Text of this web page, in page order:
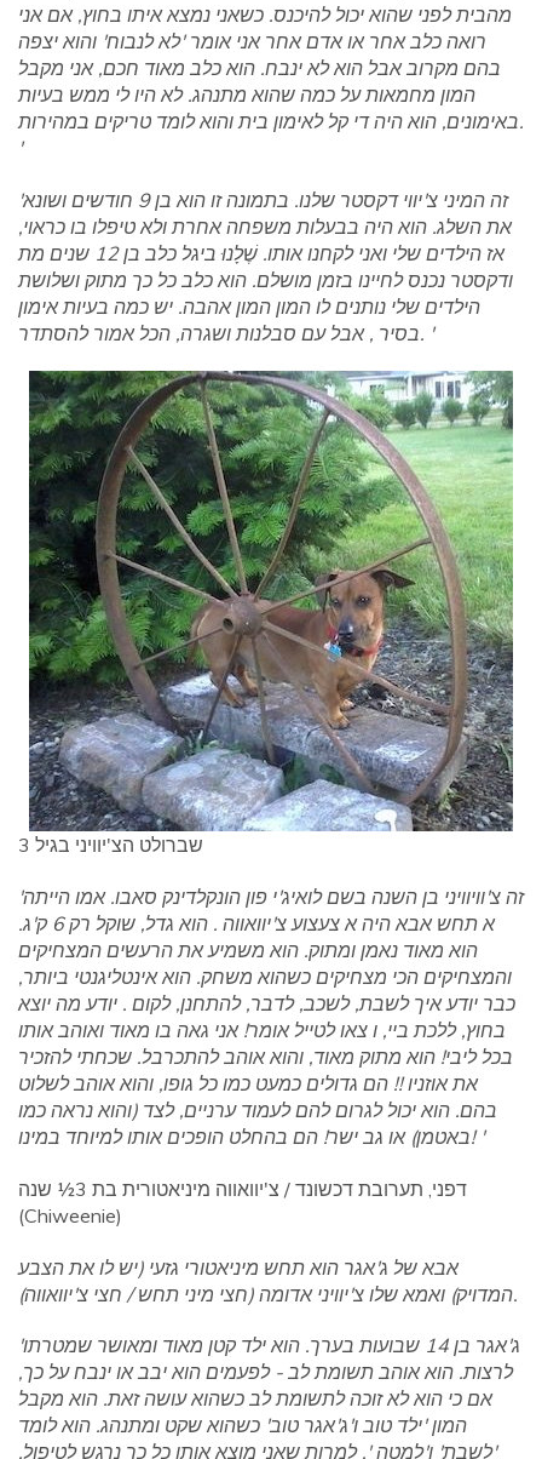
מהבית לפני שהוא יכול להיכנס. כשאני נמצא איתו בחוץ, אם אני
רואה כלב אחר או אדם אחר אני אומר 'לא לנבוח' והוא יצפה
בהם מקרוב אבל הוא לא ינבח. הוא כלב מאוד חכם, אני מקבל
המון מחמאות על כמה שהוא מתנהג. לא היו לי ממש בעיות
באימונים, הוא היה די קל לאימון בית והוא לומד טריקים במהירות.
'
'זה המיני צ'יווי דקסטר שלנו. בתמונה זו הוא בן 9 חודשים ושונא
את השלג. הוא היה בבעלות משפחה אחרת ולא טיפלו בו כראוי,
אז הילדים שלי ואני לקחנו אותו. שֶׁלָנוּ ביגל כלב בן 12 שנים מת
ודקסטר נכנס לחיינו בזמן מושלם. הוא כלב כל כך מתוק ושלושת
הילדים שלי נותנים לו המון המון אהבה. יש כמה בעיות אימון
בסיר , אבל עם סבלנות ושגרה, הכל אמור להסתדר. '
שברולט הצ'יוויני בגיל 3
'זה צ'וויוויני בן השנה בשם לואיג'י פון הונקלדינק סאבו. אמו הייתה
א תחש אבא היה א צעצוע צ'יוואווה . הוא גדל, שוקל רק 6 ק'ג.
הוא מאוד נאמן ומתוק. הוא משמיע את הרעשים המצחיקים
והמצחיקים הכי מצחיקים כשהוא משחק. הוא אינטליגנטי ביותר,
כבר יודע איך לשבת, לשכב, לדבר, להתחנן, לקום . יודע מה יוצא
בחוץ, ללכת ביי, ו צאו לטייל אומר! אני גאה בו מאוד ואוהב אותו
בכל ליבי! הוא מתוק מאוד, והוא אוהב להתכרבל. שכחתי להזכיר
את אוזניו !! הם גדולים כמעט כמו כל גופו, והוא אוהב לשלוט
בהם. הוא יכול לגרום להם לעמוד ערניים, לצד (והוא נראה כמו
באטמן) או גב ישר! הם בהחלט הופכים אותו למיוחד במינו! '
דפני, תערובת דכשונד / צ'יוואווה מיניאטורית בת 3½ שנה
(Chiweenie)
אבא של ג'אגר הוא תחש מיניאטורי גזעי (יש לו את הצבע
המדויק) ואמא שלו צ'יוויני אדומה (חצי מיני תחש / חצי צ'יוואווה).
'ג'אגר בן 14 שבועות בערך. הוא ילד קטן מאוד ומאושר שמטרתו
לרצות. הוא אוהב תשומת לב - לפעמים הוא יבב או ינבח על כך,
אם כי הוא לא זוכה לתשומת לב כשהוא עושה זאת. הוא מקבל
המון 'ילד טוב ו'ג'אגר טוב' כשהוא שקט ומתנהג. הוא לומד
'לשבת' ו'למטה ', למרות שאני מוצא אותו כל כך נרגש לטיפול,